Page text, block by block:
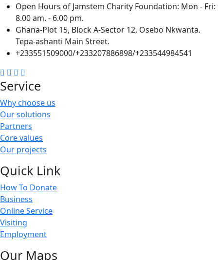
Open Hours of Jamstem Charity Foundation: Mon - Fri:
8.00 am. - 6.00 pm.
Ghana-Plot 15, Block A-Sector 12, Osebo Nkwanta.
Tepa-ashanti Main Street.
+233551509000/+233207886898/+233544984541
Service
Why choose us
Our solutions
Partners
Core values
Our projects
Quick Link
How To Donate
Business
Online Service
Visiting
Employment
Our Maps